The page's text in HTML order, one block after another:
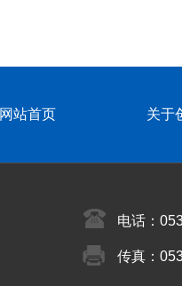
网站首页 关于
电话：
传真：